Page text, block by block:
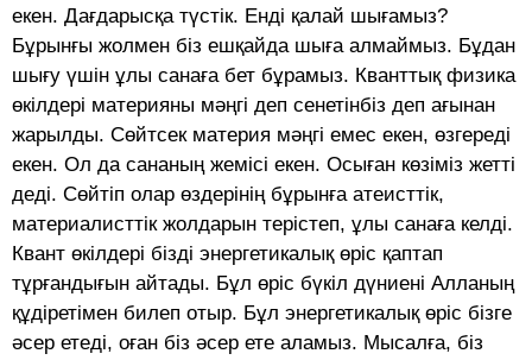
екен. Дағдарысқа түстік. Енді қалай шығамыз?
Бұрынғы жолмен біз ешқайда шыға алмаймыз. Бұдан
шығу үшін ұлы санаға бет бұрамыз. Кванттық физика
өкілдері материяны мәңгі деп сенетінбіз деп ағынан
жарылды. Сөйтсек материя мәңгі емес екен, өзгереді
екен. Ол да сананың жемісі екен. Осыған көзіміз жетті
деді. Сөйтіп олар өздерінің бұрынға атеисттік,
материалисттік жолдарын терістеп, ұлы санаға келді.
Квант өкілдері бізді энергетикалық өріс қаптап
тұрғандығын айтады. Бұл өріс бүкіл дүниені Алланың
құдіретімен билеп отыр. Бұл энергетикалық өріс бізге
әсер етеді, оған біз әсер ете аламыз. Мысалға, біз